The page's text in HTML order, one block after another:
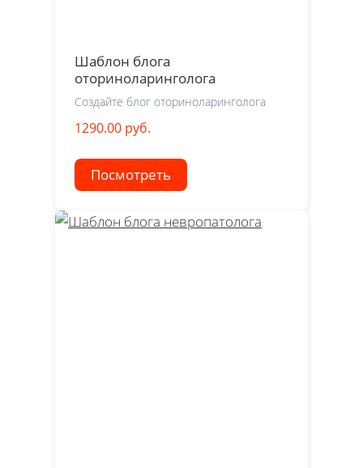
Шаблон блога
оториноларинголога
Создайте блог оториноларинголога
1290.00 руб.
Посмотреть